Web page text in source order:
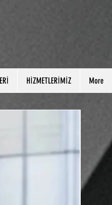
HİZMETLERİMİZ More